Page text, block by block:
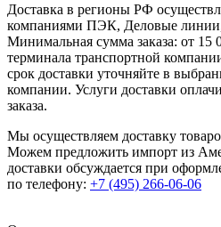
Доставка в регионы РФ
компаниями ПЭК, Деловые
Минимальная сумма заказа: от 15
терминала транспортной
срок доставки уточняйте в
компании. Услуги доставки
заказа.
Мы осуществляем доставку
Можем предложить импорт из
доставки обсуждается при
по телефону: +7 (495) 266-06-06